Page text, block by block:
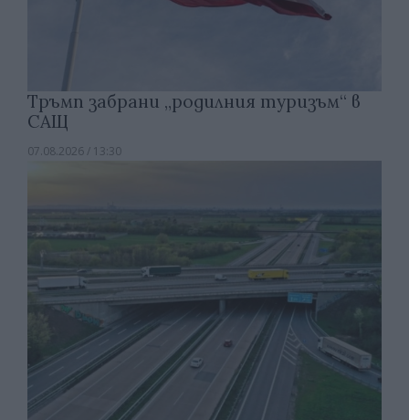
Тръмп забрани „родилния туризъм“ в
САЩ
07.08.2026 / 13:30